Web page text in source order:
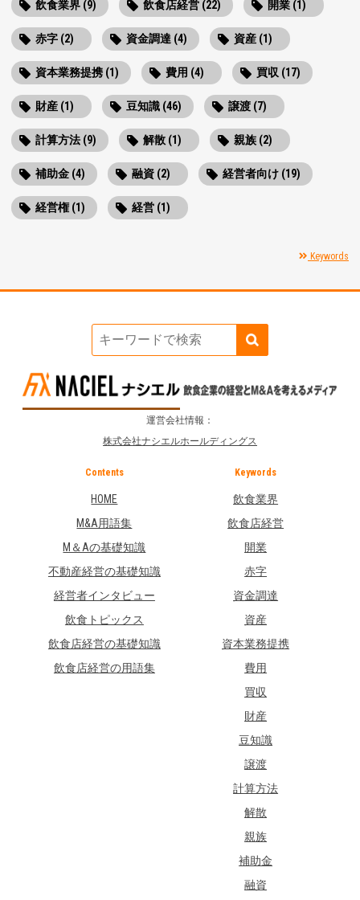
飲食業界 (9) 飲食店経営 (22) 開業 (1)
赤字 (2) 資金調達 (4) 資産 (1)
資本業務提携 (1) 費用 (4) 買収 (17)
財産 (1) 豆知識 (46) 譲渡 (7)
計算方法 (9) 解散 (1) 親族 (2)
補助金 (4) 融資 (2) 経営者向け (19)
経営権 (1) 経営 (1)
Keywords
運営会社情報：
株式会社ナシエルホールディングス
Contents
HOME
M&A用語集
M＆Aの基礎知識
不動産経営の基礎知識
経営者インタビュー
飲食トピックス
飲食店経営の基礎知識
飲食店経営の用語集
Keywords
飲食業界
飲食店経営
開業
赤字
資金調達
資産
資本業務提携
費用
買収
財産
豆知識
譲渡
計算方法
解散
親族
補助金
融資